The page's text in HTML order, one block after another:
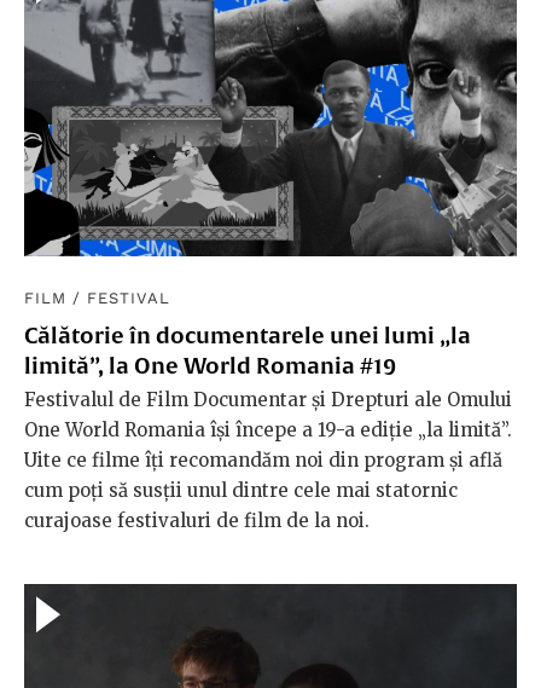
FILM / FESTIVAL
Călătorie în documentarele unei lumi „la
limită”, la One World Romania #19
Festivalul de Film Documentar și Drepturi ale Omului
One World Romania își începe a 19-a ediție „la limită”.
Uite ce filme îți recomandăm noi din program și află
cum poți să susții unul dintre cele mai statornic
curajoase festivaluri de film de la noi.